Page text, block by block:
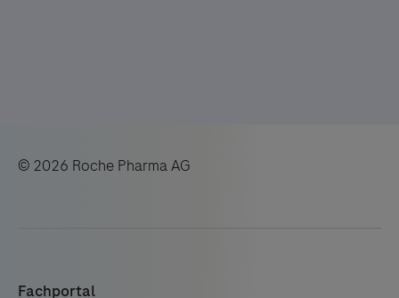
© 2026 Roche Pharma AG
Fachportal